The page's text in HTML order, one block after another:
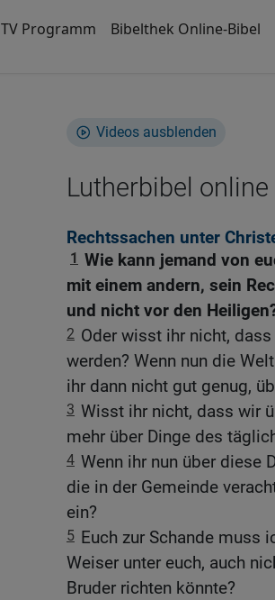
TV Programm Bibelthek Online-Bibel
Videos ausblenden
Lutherbibel online
Rechtssachen unter
1 Wie kann jemand von
mit einem andern, sein
und nicht vor den
2 Oder wisst ihr nicht,
werden? Wenn nun die
ihr dann nicht gut genug,
3 Wisst ihr nicht, dass wir
mehr über Dinge des
4 Wenn ihr nun über diese
die in der Gemeinde
ein?
5 Euch zur Schande muss
Weiser unter euch, auch
Bruder richten könnte?